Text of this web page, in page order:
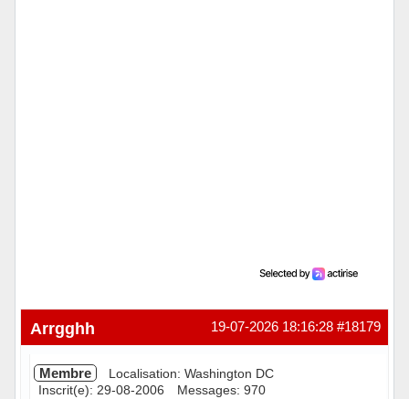
#18179
19-07-2026 18:16:28
Arrgghh
Membre
Localisation: Washington DC
Inscrit(e): 29-08-2006
Messages: 970